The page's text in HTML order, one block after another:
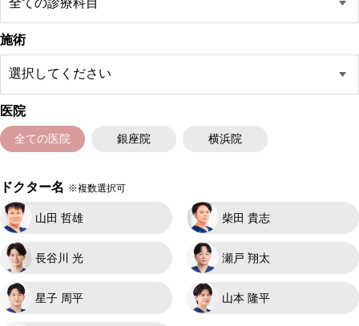
施術
医院
全ての医院 銀座院 横浜院
ドクター名 ※複数選択可
山田 哲雄 柴田 貴志
長谷川 光 瀬戸 翔太
星子 周平 山本 隆平